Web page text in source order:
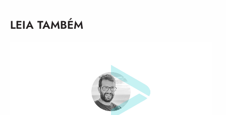
LEIA TAMBÉM